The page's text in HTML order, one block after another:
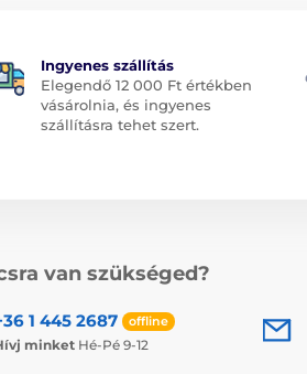
Ingyenes szállítás
Elegendő 12 000 Ft értékben
vásárolnia, és ingyenes
szállításra tehet szert.
van szükséged?
1 445 2687 offline
minket Hé-Pé 9-12